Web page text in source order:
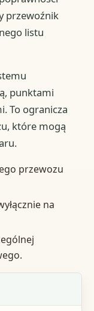
przewoźnik
listu
punktami
To ogranicza
które mogą
przewozu
na